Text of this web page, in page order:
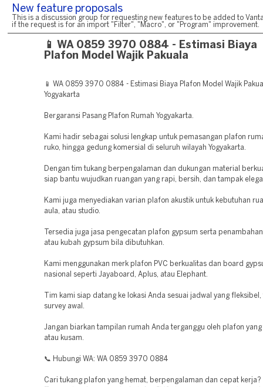
New feature proposals
This is a discussion group for requesting new features to be added to
if the request is for an import "Filter", "Macro", or "Program" improvement.
📱 WA 0859 3970 0884 - Estimasi Biaya
Plafon Model Wajik Pakuala
📱 WA 0859 3970 0884 - Estimasi Biaya Plafon Model Wajik
Yogyakarta
Bergaransi Pasang Plafon Rumah Yogyakarta.
Kami hadir sebagai solusi lengkap untuk pemasangan plafon
ruko, hingga gedung komersial di seluruh wilayah Yogyakarta.
Dengan tim tukang berpengalaman dan dukungan material
siap bantu wujudkan ruangan yang rapi, bersih, dan tampak
Kami juga menyediakan varian plafon akustik untuk kebutuhan
aula, atau studio.
Tersedia juga jasa pengecatan plafon gypsum serta
atau kubah gypsum bila dibutuhkan.
Kami menggunakan merk plafon PVC berkualitas dan board
nasional seperti Jayaboard, Aplus, atau Elephant.
Tim kami siap datang ke lokasi Anda sesuai jadwal yang
survey awal.
Jangan biarkan tampilan rumah Anda terganggu oleh plafon
atau kusam.
📞 Hubungi WA: WA 0859 3970 0884
Cari tukang plafon yang hemat, berpengalaman dan cepat kerja?